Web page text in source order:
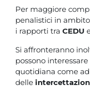
Per maggiore
penalistici in
i rapporti tra CEDU
Si affronteranno
possono
quotidiana come
delle